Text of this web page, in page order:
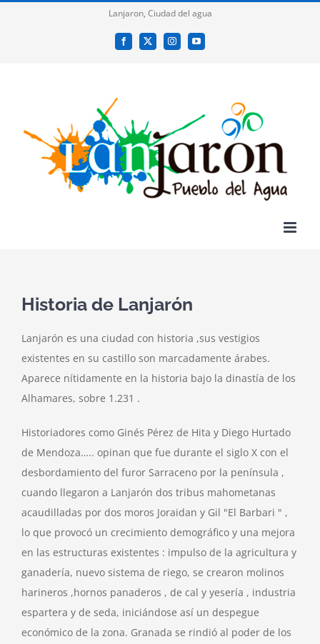
Lanjaron, Ciudad del agua
Facebook
X InstagramYouTube
Historia de Lanjarón
Lanjarón es una ciudad con historia ,sus vestigios
existentes en su castillo son marcadamente árabes.
Aparece nítidamente en la historia bajo la dinastía de los
Alhamares, sobre 1.231 .
Historiadores como Ginés Pérez de Hita y Diego Hurtado
de Mendoza….. opinan que fue durante el siglo X con el
desbordamiento del furor Sarraceno por la península ,
cuando llegaron a Lanjarón dos tribus mahometanas
acaudilladas por dos moros Joraidan y Gil "El Barbari " ,
lo que provocó un crecimiento demográfico y una mejora
en las estructuras existentes : impulso de la agricultura y
ganadería, nuevo sistema de riego, se crearon molinos
harineros ,hornos panaderos , de cal y yesería , industria
espartera y de seda, iniciándose así un despegue
económico de la zona. Granada se rindió al poder de los